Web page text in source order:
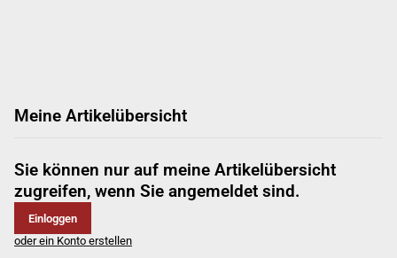
Meine Artikelübersicht
Sie können nur auf meine Artikelübersicht
zugreifen, wenn Sie angemeldet sind.
Einloggen
oder ein Konto erstellen